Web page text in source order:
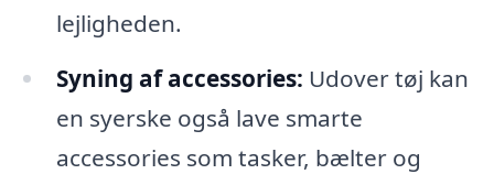
lejligheden.
Syning af accessories: Udover tøj kan
en syerske også lave smarte
accessories som tasker, bælter og